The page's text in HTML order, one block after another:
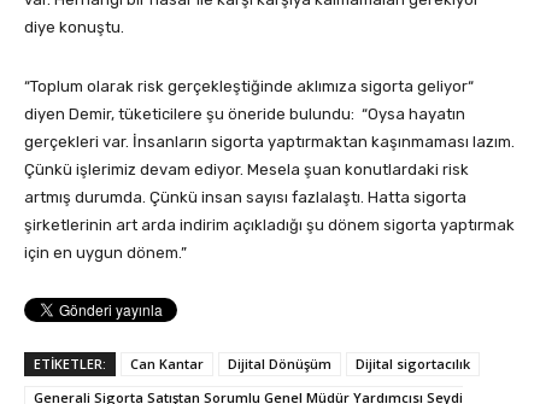
diye konuştu.
“Toplum olarak risk gerçekleştiğinde aklımıza sigorta geliyor“
diyen Demir, tüketicilere şu öneride bulundu: “Oysa hayatın
gerçekleri var. İnsanların sigorta yaptırmaktan kaşınmaması lazım.
Çünkü işlerimiz devam ediyor. Mesela şuan konutlardaki risk
artmış durumda. Çünkü insan sayısı fazlalaştı. Hatta sigorta
şirketlerinin art arda indirim açıkladığı şu dönem sigorta yaptırmak
için en uygun dönem.”
ETİKETLER: Can Kantar Dijital Dönüşüm
Dijital sigortacılık
Generali Sigorta Satıştan Sorumlu Genel Müdür Yardımcısı Seydi